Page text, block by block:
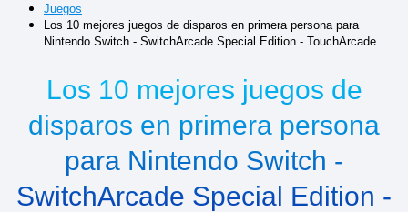
Juegos
Los 10 mejores juegos de disparos en primera persona para
Nintendo Switch - SwitchArcade Special Edition - TouchArcade
Los 10 mejores juegos de
disparos en primera persona
para Nintendo Switch -
SwitchArcade Special Edition -